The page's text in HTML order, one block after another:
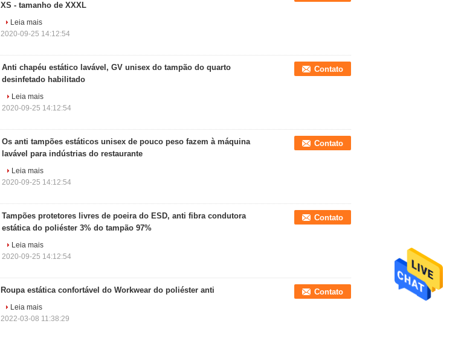
XS - tamanho de XXXL
Leia mais
2020-09-25 14:12:54
Anti chapéu estático lavável, GV unisex do tampão do quarto
desinfetado habilitado
Contato
Leia mais
2020-09-25 14:12:54
Os anti tampões estáticos unisex de pouco peso fazem à máquina
lavável para indústrias do restaurante
Contato
Leia mais
2020-09-25 14:12:54
Tampões protetores livres de poeira do ESD, anti fibra condutora
estática do poliéster 3% do tampão 97%
Contato
Leia mais
2020-09-25 14:12:54
Roupa estática confortável do Workwear do poliéster anti Contato
Leia mais
2022-03-08 11:38:29